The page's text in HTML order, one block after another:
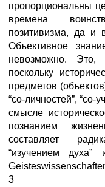
пропорциональны
времена
позитивизма, да и
Объективное
невозможно. Это,
поскольку
предметов
“со-личностей”, “со-
смысле
познанием
составляет
“изучением
3